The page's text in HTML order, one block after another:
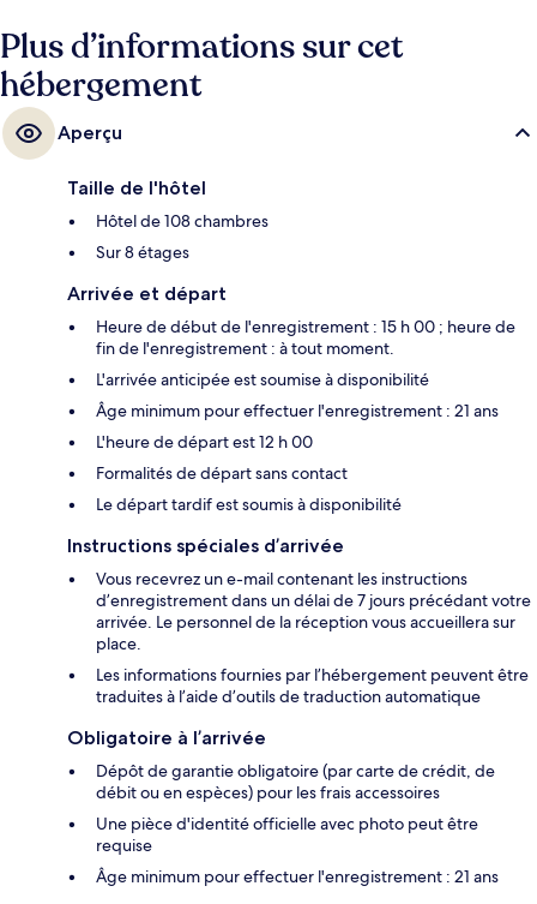
Plus d’informations sur cet
hébergement
Aperçu
Taille de l'hôtel
Hôtel de 108 chambres
Sur 8 étages
Arrivée et départ
Heure de début de l'enregistrement : 15 h 00 ; heure de
fin de l'enregistrement : à tout moment.
L'arrivée anticipée est soumise à disponibilité
Âge minimum pour effectuer l'enregistrement : 21 ans
L'heure de départ est 12 h 00
Formalités de départ sans contact
Le départ tardif est soumis à disponibilité
Instructions spéciales d’arrivée
Vous recevrez un e-mail contenant les instructions
d’enregistrement dans un délai de 7 jours précédant votre
arrivée. Le personnel de la réception vous accueillera sur
place.
Les informations fournies par l’hébergement peuvent être
traduites à l’aide d’outils de traduction automatique
Obligatoire à l’arrivée
Dépôt de garantie obligatoire (par carte de crédit, de
débit ou en espèces) pour les frais accessoires
Une pièce d'identité officielle avec photo peut être
requise
Âge minimum pour effectuer l'enregistrement : 21 ans